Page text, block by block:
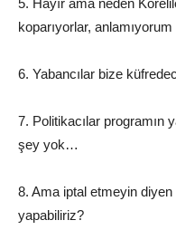
koparıyorlar, anlamıyorum
6. Yabancılar bize
7. Politikacılar programın
şey yok…
8. Ama iptal etmeyin
yapabiliriz?